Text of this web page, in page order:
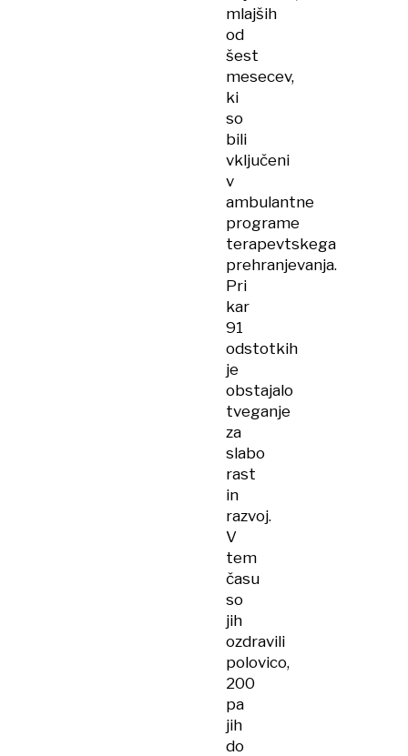
mlajših
od
šest
mesecev,
ki
so
bili
vključeni
v
ambulantne
programe
terapevtskega
prehranjevanja.
Pri
kar
91
odstotkih
je
obstajalo
tveganje
za
slabo
rast
in
razvoj.
V
tem
času
so
jih
ozdravili
polovico,
200
pa
jih
do